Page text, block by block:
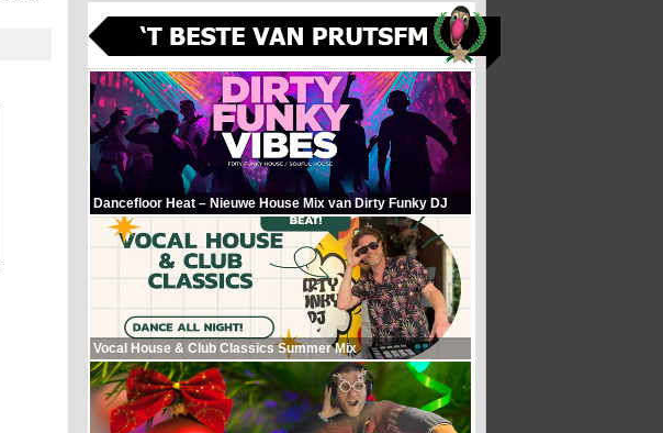
Dancefloor Heat – Nieuwe House Mix van Dirty Funky DJ
Vocal House & Club Classics Summer Mix